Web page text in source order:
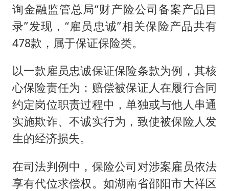
询金融监管总局“财产险公司备案产品目
录”发现，“雇员忠诚”相关保险产品共有
478款，属于保证保险类。
以一款雇员忠诚保证保险条款为例，其核
心保险责任为：赔偿被保证人在履行合同
约定岗位职责过程中，单独或与他人串通
实施欺诈、不诚实行为，致使被保险人发
生的经济损失。
在司法判例中，保险公司对涉案雇员依法
享有代位求偿权。如湖南省邵阳市大祥区